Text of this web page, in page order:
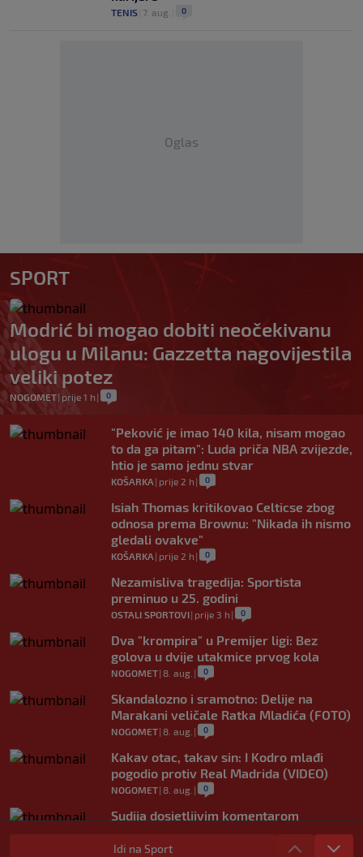
TENIS 7. aug. 0
Oglas
SPORT
Modrić bi mogao dobiti neočekivanu
ulogu u Milanu: Gazzetta nagovijestila
veliki potez
NOGOMET| prije 1 h | 0
"Peković je imao 140 kila, nisam mogao
to da ga pitam": Luda priča NBA zvijezde,
htio je samo jednu stvar
KOŠARKA | prije 2 h | 0
Isiah Thomas kritikovao Celticse zbog
odnosa prema Brownu: "Nikada ih nismo
gledali ovakve"
KOŠARKA | prije 2 h | 0
Nezamisliva tragedija: Sportista
preminuo u 25. godini
OSTALI SPORTOVI| prije 3 h | 0
Dva "krompira" u Premijer ligi: Bez
golova u dvije utakmice prvog kola
NOGOMET| 8. aug. | 0
Skandalozno i sramotno: Delije na
Marakani veličale Ratka Mladića (FOTO)
NOGOMET| 8. aug. | 0
Kakav otac, takav sin: I Kodro mlađi
pogodio protiv Real Madrida (VIDEO)
NOGOMET| 8. aug. | 0
Sudija dosjetljivim komentarom
nasmijao publiku nakon žalbe tenisera
(VIDEO)
Idi na Sport